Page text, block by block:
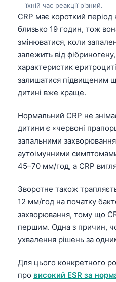
їхній час реакції різний.
CRP має короткий
близько 19 годин, тож
змінюватися, коли
залежить від фібриногену,
характеристик
залишатися підвищеним
дитині вже краще.
Нормальний CRP не
дитини є «червоні
запальними
аутоімунними
45–70 мм/год, а CRP
Зворотне також
12 мм/год на початку
захворювання, тому що
першим. Одна з причин,
ухвалення рішень за
Для цього конкретного
про високий ESR за
Türkçe
Română
简体中文
فارسی
Dansk
हिन्दी
Bahasa Indonesia
Հայերեն
Српски језик
Svenska
Bosanski
Azərbaycan dili
Eesti
日本語